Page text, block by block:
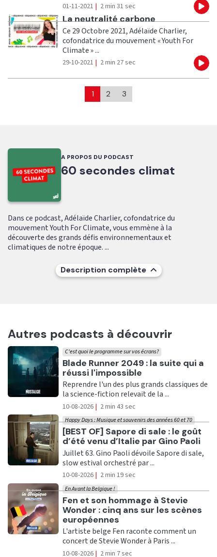
01-11-2021 | 2 min 31 sec
Ecouter
La neutralité carbone
Ce 29 Octobre 2021, Adélaïde Charlier,
cofondatrice du mouvement « Youth For
Climate » ...
29-10-2021 | 2 min 27 sec
1 2 3
A PROPOS DU PODCAST
60 secondes climat
Dans ce podcast, Adélaïde Charlier, cofondatrice du
mouvement Youth For Climate, vous emmène à la
découverte des grands défis environnementaux et
climatiques de notre époque. ...
Description complète
Autres podcasts à découvrir
Ecouter
Blade Runner 2049 : la suite qui a
réussi l'impossible
C'est quoi le programme sur vos écrans?
Reprendre l'un des plus grands classiques de
la science-fiction relevait de la ...
10-08-2026 | 2 min 43 sec
Ecouter
[BEST OF] Sapore di sale : le goût
d’été venu d’Italie par Gino Paoli
Happy Days : Musique et souvenirs des années 60 et 70
Juillet 63. Gino Paoli dévoile Sapore di sale,
slow estival orchestré par ...
10-08-2026 | 2 min 19 sec
Ecouter
Fen et son hommage à Stevie
Wonder : cinq ans sur les scènes
européennes
En Avant la Belgique !
L'artiste belge Fen raconte comment un
concert de Stevie Wonder à Paris ...
10-08-2026 | 2 min 7 sec